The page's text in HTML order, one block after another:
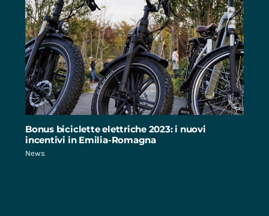
Bonus biciclette elettriche 2023: i nuovi
incentivi in Emilia-Romagna
News